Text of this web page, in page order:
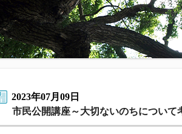
2023年07月09日
市民公開講座～大切ないのちについて